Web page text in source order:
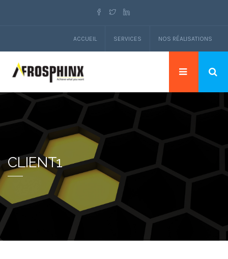
ACCUEIL SERVICES NOS RÉALISATIONS
CLIENT1